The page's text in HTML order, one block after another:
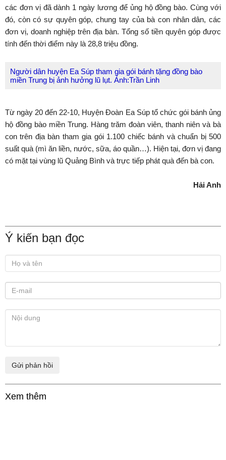
các đơn vị đã dành 1 ngày lương để ủng hộ đồng bào. Cùng với
đó, còn có sự quyên góp, chung tay của bà con nhân dân, các
đơn vị, doanh nghiệp trên địa bàn. Tổng số tiền quyên góp được
tính đến thời điểm này là 28,8 triệu đồng.
Người dân huyện Ea Súp tham gia gói bánh tặng đồng bào
miền Trung bị ảnh hưởng lũ lụt. Ảnh:Trần Linh
Từ ngày 20 đến 22-10, Huyện Đoàn Ea Súp tổ chức gói bánh ủng
hộ đồng bào miền Trung. Hàng trăm đoàn viên, thanh niên và bà
con trên địa bàn tham gia gói 1.100 chiếc bánh và chuẩn bị 500
suất quà (mì ăn liền, nước, sữa, áo quần…). Hiện tại, đơn vị đang
có mặt tại vùng lũ Quảng Bình và trực tiếp phát quà đến bà con.
Hải Anh
Ý kiến bạn đọc
Xem thêm